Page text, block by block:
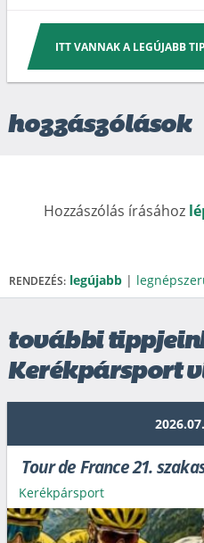
ITT VANNAK A LEGÚJABB
hozzászólások
Hozzászólás írásához
RENDEZÉS: legújabb |
további
Kerékpársport
2026.07.
Tour de France 21.
Kerékpársport